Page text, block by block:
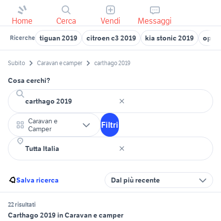
Home Cerca Vendi Messaggi
Ricerche tiguan 2019 citroen c3 2019 kia stonic 2019 opel
Subito Caravan e camper carthago 2019
Cosa cerchi?
Caravan e
Camper
Filtri
Salva ricerca Dal più recente
22 risultati
Carthago 2019 in Caravan e camper